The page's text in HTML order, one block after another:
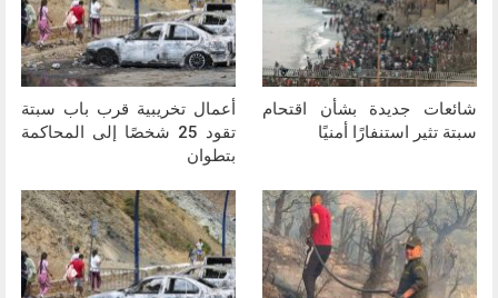
شائعات جديدة بشأن اقتحام
سبتة تثير استنفارًا أمنيًا
أعمال تخريبية قرب باب سبتة
تقود 25 شخصًا إلى المحاكمة
بتطوان